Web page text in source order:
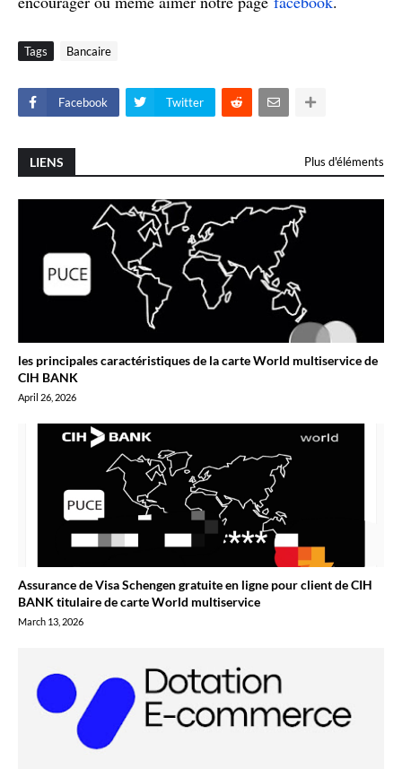
Tags Bancaire
Facebook Twitter
LIENS Plus d'éléments
les principales caractéristiques de la carte World multiservice de
CIH BANK
April 26, 2026
Assurance de Visa Schengen gratuite en ligne pour client de CIH
BANK titulaire de carte World multiservice
March 13, 2026